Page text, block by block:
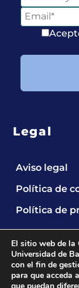
Legal
Aviso legal
Política de
Política de
El sitio web de la
Universidad de
con el fin de
para que acceda